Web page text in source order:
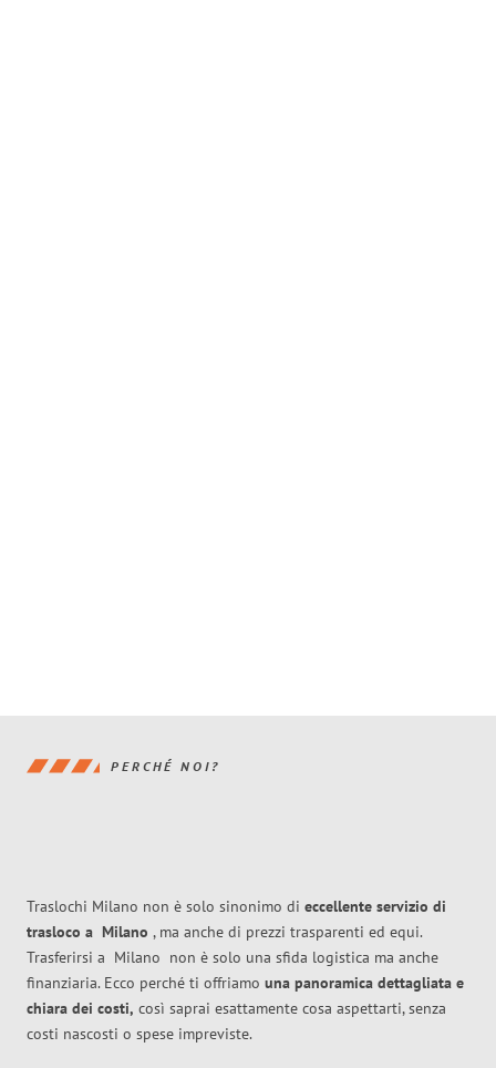
PERCHÉ NOI?
Traslochi Milano non è solo sinonimo di eccellente servizio di
trasloco a Milano , ma anche di prezzi trasparenti ed equi.
Trasferirsi a Milano non è solo una sfida logistica ma anche
finanziaria. Ecco perché ti offriamo una panoramica dettagliata e
chiara dei costi, così saprai esattamente cosa aspettarti, senza
costi nascosti o spese impreviste.